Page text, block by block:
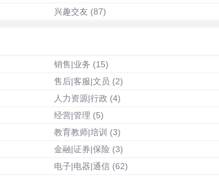
兴趣交友 (87)
销售|业务 (15)
售后|客服|文员 (2)
人力资源|行政 (4)
经营|管理 (5)
教育教师|培训 (3)
金融|证券|保险 (3)
电子|电器|通信 (62)